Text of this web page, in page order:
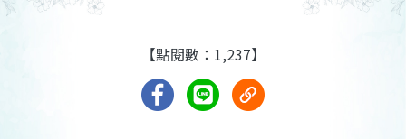
【點閱數：1,237】